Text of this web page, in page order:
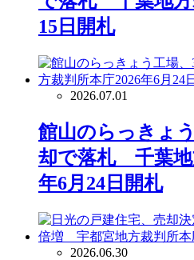
15日開札
2026.07.01
館山のらっきょ
却で落札 千葉地
年6月24日開札
2026.06.30